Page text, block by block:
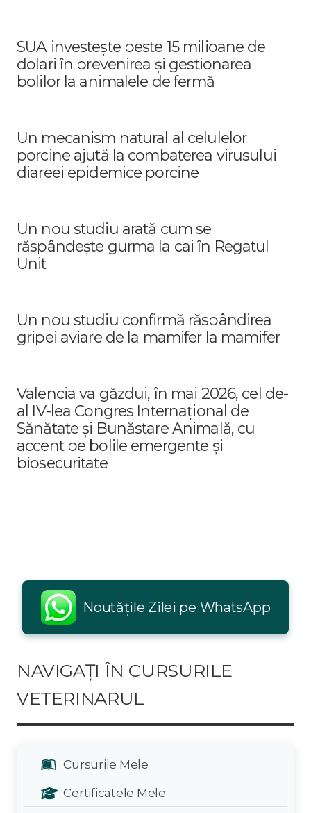
SUA investește peste 15 milioane de
dolari în prevenirea și gestionarea
bolilor la animalele de fermă
Un mecanism natural al celulelor
porcine ajută la combaterea virusului
diareei epidemice porcine
Un nou studiu arată cum se
răspândește gurma la cai în Regatul
Unit
Un nou studiu confirmă răspândirea
gripei aviare de la mamifer la mamifer
Valencia va găzdui, în mai 2026, cel de-
al IV-lea Congres Internațional de
Sănătate și Bunăstare Animală, cu
accent pe bolile emergente și
biosecuritate
Noutățile Zilei pe WhatsApp
NAVIGAȚI ÎN CURSURILE
VETERINARUL
Cursurile Mele
Certificatele Mele